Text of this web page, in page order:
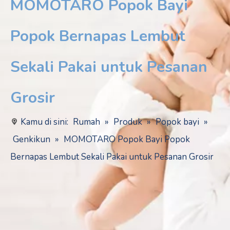
MOMOTARO Popok Bayi
Popok Bernapas Lembut
Sekali Pakai untuk Pesanan
Grosir
Kamu di sini: Rumah » Produk » Popok bayi »
Genkikun » MOMOTARO Popok Bayi Popok
Bernapas Lembut Sekali Pakai untuk Pesanan Grosir